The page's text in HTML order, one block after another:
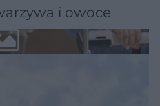
i owoce